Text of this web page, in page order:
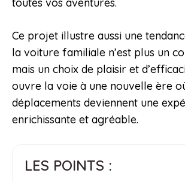
toutes vos aventures.
Ce projet illustre aussi une
la voiture familiale n’est plus un
mais un choix de plaisir et
ouvre la voie à une nouvelle ère
déplacements deviennent une
enrichissante et agréable.
LES POINTS :